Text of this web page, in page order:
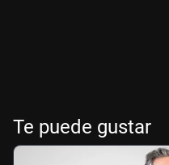
Te puede gustar